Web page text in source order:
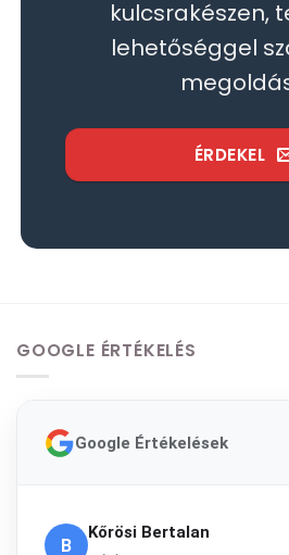
kulcsrakészen,
lehetőséggel
ÉRDEKEL
GOOGLE ÉRTÉKELÉS
Google Értékelések
B
Kőrösi Bertalan